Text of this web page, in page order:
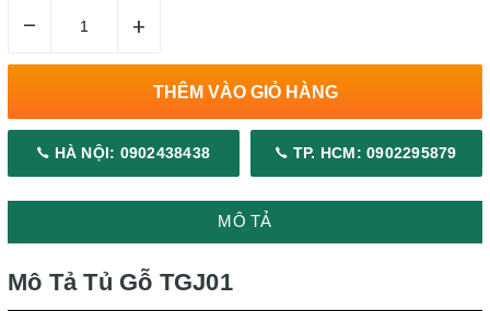
– +
THÊM VÀO GIỎ HÀNG
HÀ NỘI: 0902438438 TP. HCM: 0902295879
MÔ TẢ
Mô Tả Tủ Gỗ TGJ01